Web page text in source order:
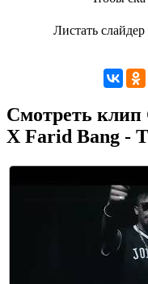
Листать
Смотреть
X Farid Bang -